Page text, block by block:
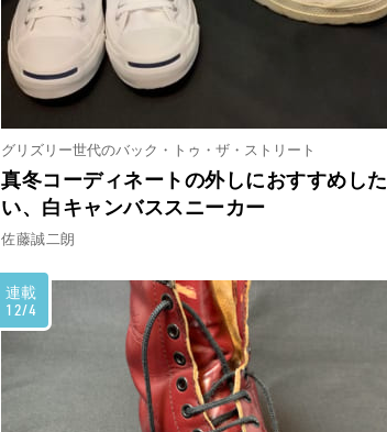
グリズリー世代のバック・トゥ・ザ・ストリート
真冬コーディネートの外しにおすすめした
い、白キャンバススニーカー
佐藤誠二朗
連載
12/4